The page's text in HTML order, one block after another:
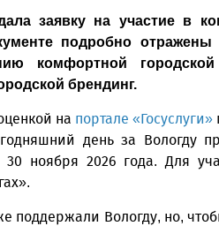
заявку на участие в
подробно отражены
комфортной
брендинг.
на портале «Госуслуги»
день за Вологду
30 ноября 2026 года. Для
поддержали Вологду, но,